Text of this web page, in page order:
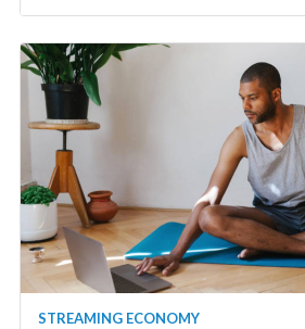
STREAMING ECONOMY